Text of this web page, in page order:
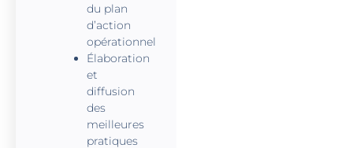
du plan
d’action
opérationnel
Élaboration
et
diffusion
des
meilleures
pratiques